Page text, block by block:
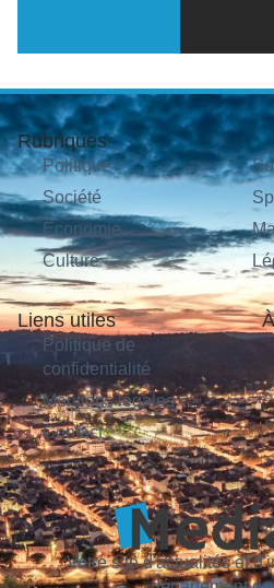
Rubriques
Politique
Société
Économie
Culture
Liens utiles
Politique de
confidentialité
Mentions légales
Contact
Votre site d'actualités et